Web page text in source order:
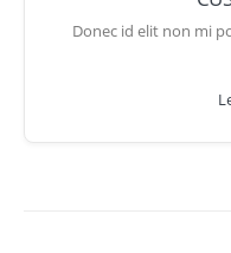
Donec id elit non mi